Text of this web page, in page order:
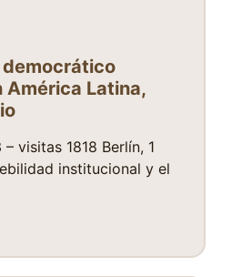
democrático
América Latina,
visitas 1818 Berlín, 1
institucional y el